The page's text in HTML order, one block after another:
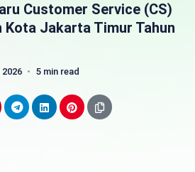
Customer Service (CS)
Kota Jakarta Timur Tahun
2026 5 min read